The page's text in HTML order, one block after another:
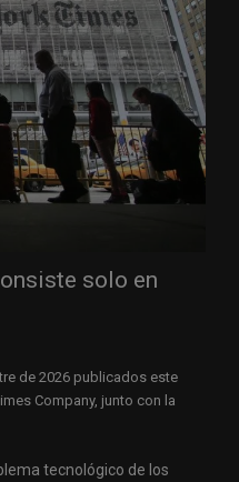
solo en
de 2026 publicados este
Company, junto con la
tecnológico de los